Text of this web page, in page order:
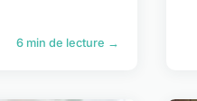
6 min de lecture →